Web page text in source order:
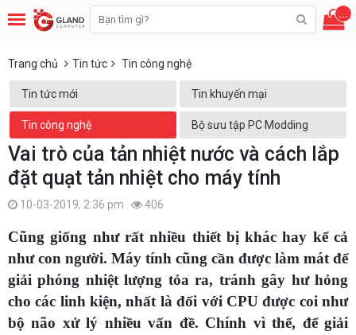
...
Trang chủ Tin tức Tin công nghệ
Tin tức mới Tin khuyến mại
Tin công nghệ Bộ sưu tập PC Modding
Vai trò của tản nhiệt nước và cách lắp
đặt quạt tản nhiệt cho máy tính
10-03-2019, 2:36 pm 406
Cũng giống như rất nhiều thiết bị khác hay kể cả
như con người. Máy tính cũng cần được làm mát để
giải phóng nhiệt lượng tỏa ra, tránh gây hư hỏng
cho các linh kiện, nhất là đối với CPU được coi như
bộ não xử lý nhiều vấn đề. Chính vì thế, để giải